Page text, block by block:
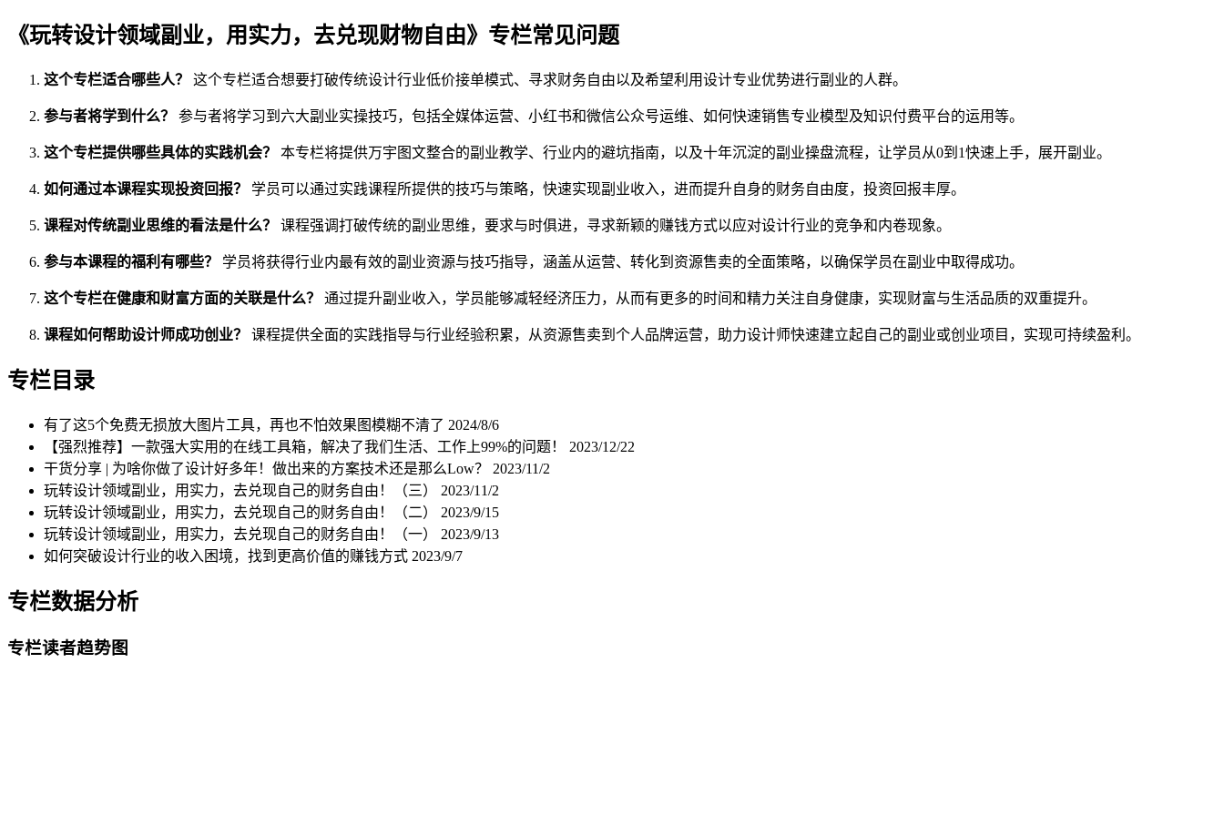
《玩转设计领域副业，用实力，去兑现财物自由》专栏常见问题
这个专栏适合哪些人？ 这个专栏适合想要打破传统设计行业低价接单模式、寻求财务自由以及希望利用设计专业优势进行副业的人群。
参与者将学到什么？ 参与者将学习到六大副业实操技巧，包括全媒体运营、小红书和微信公众号运维、如何快速销售专业模型及知识付费平台的运用等。
这个专栏提供哪些具体的实践机会？ 本专栏将提供万宇图文整合的副业教学、行业内的避坑指南，以及十年沉淀的副业操盘流程，让学员从0到1快速上手，展开副业。
如何通过本课程实现投资回报？ 学员可以通过实践课程所提供的技巧与策略，快速实现副业收入，进而提升自身的财务自由度，投资回报丰厚。
课程对传统副业思维的看法是什么？ 课程强调打破传统的副业思维，要求与时俱进，寻求新颖的赚钱方式以应对设计行业的竞争和内卷现象。
参与本课程的福利有哪些？ 学员将获得行业内最有效的副业资源与技巧指导，涵盖从运营、转化到资源售卖的全面策略，以确保学员在副业中取得成功。
这个专栏在健康和财富方面的关联是什么？ 通过提升副业收入，学员能够减轻经济压力，从而有更多的时间和精力关注自身健康，实现财富与生活品质的双重提升。
课程如何帮助设计师成功创业？ 课程提供全面的实践指导与行业经验积累，从资源售卖到个人品牌运营，助力设计师快速建立起自己的副业或创业项目，实现可持续盈利。
专栏目录
有了这5个免费无损放大图片工具，再也不怕效果图模糊不清了 2024/8/6
【强烈推荐】一款强大实用的在线工具箱，解决了我们生活、工作上99%的问题！ 2023/12/22
干货分享 | 为啥你做了设计好多年！做出来的方案技术还是那么Low？ 2023/11/2
玩转设计领域副业，用实力，去兑现自己的财务自由！（三） 2023/11/2
玩转设计领域副业，用实力，去兑现自己的财务自由！（二） 2023/9/15
玩转设计领域副业，用实力，去兑现自己的财务自由！（一） 2023/9/13
如何突破设计行业的收入困境，找到更高价值的赚钱方式 2023/9/7
专栏数据分析
专栏读者趋势图